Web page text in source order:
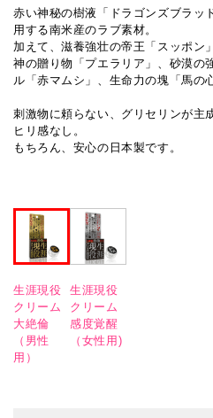
赤い神秘の樹液「ドラゴンズブラッ
用する南米産のラブ素材。
加えて、滋養強壮の帝王「スッポン
神の贈り物「プエラリア」、砂漠の
ル「赤マムシ」、生命力の塊「馬の
刺激物に頼らない、グリセリンが主
ヒリ感なし。
もちろん、安心の日本製です。
生涯現役
クリーム
大絶倫
（男性
用）
生涯現役
クリーム
感度覚醒
（女性用)